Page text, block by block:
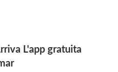
L'app gratuita